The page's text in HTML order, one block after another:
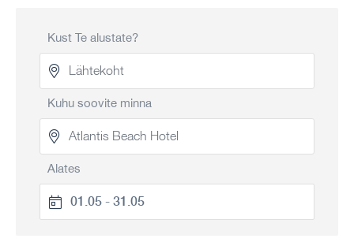
Kust Te alustate?
Kuhu soovite minna
Alates